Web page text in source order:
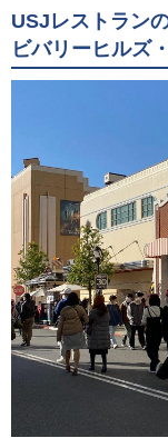
USJレストラン
ビバリーヒルズ